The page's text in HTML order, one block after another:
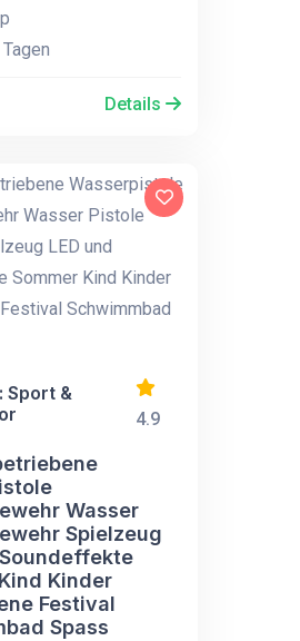
Details
Sport &
4.9
Wasser
Spielzeug
Kinder
Festival
Spass